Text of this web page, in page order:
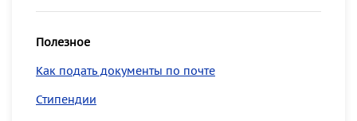
Полезное
Как подать документы по почте
Стипендии